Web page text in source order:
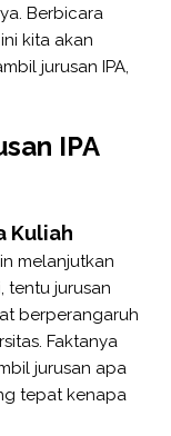
Berbicara
kita akan
jurusan IPA,
IPA
Kuliah
melanjutkan
tentu jurusan
berperangaruh
Faktanya
jurusan apa
tepat kenapa